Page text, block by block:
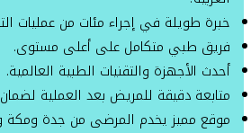
خبرة طويلة في إجراء مئات من عمليات
فريق طبي متكامل على أعلى مستوى.
أحدث الأجهزة والتقنيات الطبية العالمية.
متابعة دقيقة للمريض بعد العملية
موقع مميز يخدم المرضى من جدة ومكة